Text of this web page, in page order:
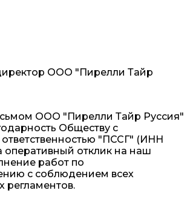
ООО "Пирелли Тайр
ООО "Пирелли Тайр Руссия"
Обществу с
"ПССГ" (ИНН
оперативный отклик на наш
работ по
с соблюдением всех
регламентов.